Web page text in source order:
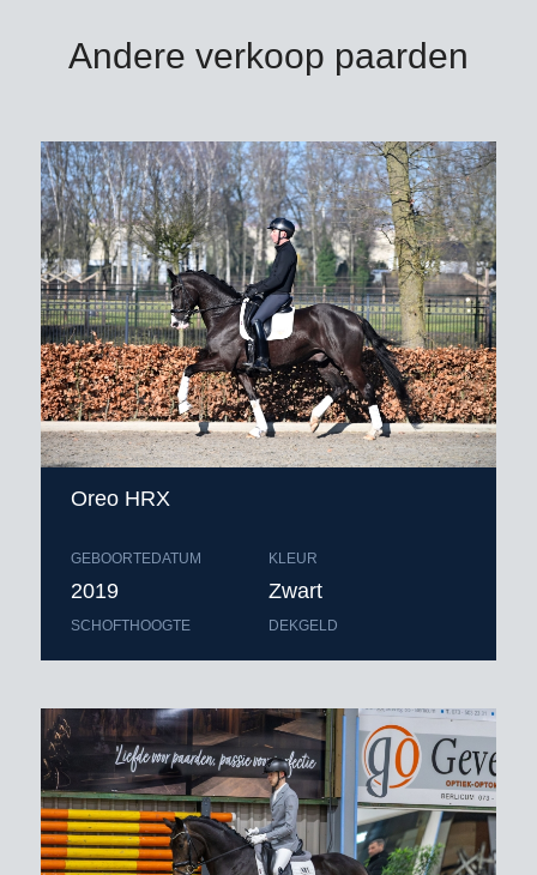
Andere verkoop paarden
Oreo HRX
GEBOORTEDATUM
2019
SCHOFTHOOGTE
KLEUR
Zwart
DEKGELD